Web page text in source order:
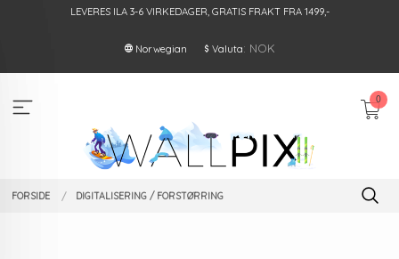
LEVERES ILA 3-6 VIRKEDAGER, GRATIS FRAKT FRA 1499,-
Norwegian Valuta: NOK
0
FORSIDE DIGITALISERING / FORSTØRRING